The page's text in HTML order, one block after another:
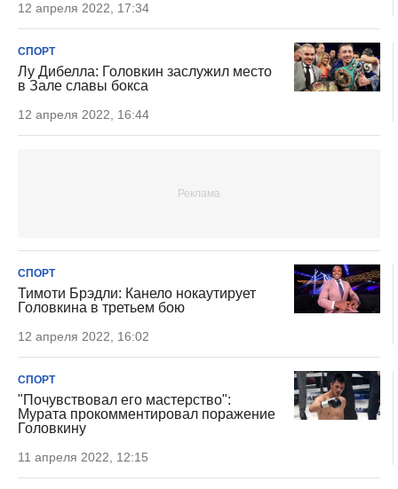
12 апреля 2022, 17:34
СПОРТ
Лу Дибелла: Головкин заслужил место
в Зале славы бокса
12 апреля 2022, 16:44
СПОРТ
Тимоти Брэдли: Канело нокаутирует
Головкина в третьем бою
12 апреля 2022, 16:02
СПОРТ
"Почувствовал его мастерство":
Мурата прокомментировал поражение
Головкину
11 апреля 2022, 12:15